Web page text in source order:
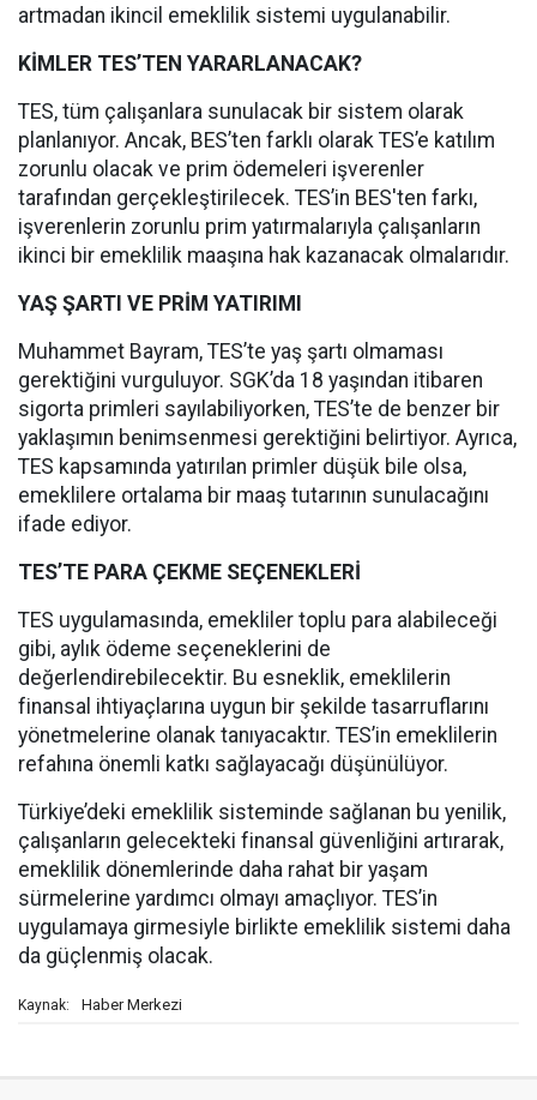
artmadan ikincil emeklilik sistemi uygulanabilir.
KİMLER TES’TEN YARARLANACAK?
TES, tüm çalışanlara sunulacak bir sistem olarak
planlanıyor. Ancak, BES’ten farklı olarak TES’e katılım
zorunlu olacak ve prim ödemeleri işverenler
tarafından gerçekleştirilecek. TES’in BES'ten farkı,
işverenlerin zorunlu prim yatırmalarıyla çalışanların
ikinci bir emeklilik maaşına hak kazanacak olmalarıdır.
YAŞ ŞARTI VE PRİM YATIRIMI
Muhammet Bayram, TES’te yaş şartı olmaması
gerektiğini vurguluyor. SGK’da 18 yaşından itibaren
sigorta primleri sayılabiliyorken, TES’te de benzer bir
yaklaşımın benimsenmesi gerektiğini belirtiyor. Ayrıca,
TES kapsamında yatırılan primler düşük bile olsa,
emeklilere ortalama bir maaş tutarının sunulacağını
ifade ediyor.
TES’TE PARA ÇEKME SEÇENEKLERİ
TES uygulamasında, emekliler toplu para alabileceği
gibi, aylık ödeme seçeneklerini de
değerlendirebilecektir. Bu esneklik, emeklilerin
finansal ihtiyaçlarına uygun bir şekilde tasarruflarını
yönetmelerine olanak tanıyacaktır. TES’in emeklilerin
refahına önemli katkı sağlayacağı düşünülüyor.
Türkiye’deki emeklilik sisteminde sağlanan bu yenilik,
çalışanların gelecekteki finansal güvenliğini artırarak,
emeklilik dönemlerinde daha rahat bir yaşam
sürmelerine yardımcı olmayı amaçlıyor. TES’in
uygulamaya girmesiyle birlikte emeklilik sistemi daha
da güçlenmiş olacak.
Kaynak: Haber Merkezi